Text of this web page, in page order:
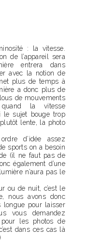
: la vitesse.
de l’appareil sera
entrera dans
avec la notion de
plus de temps à
a donc plus de
de mouvements
la vitesse
le sujet bouge trop
lente, la photo
d’idée assez
sports on a besoin
(il ne faut pas de
également d’une
n’aura pas le
ou de nuit, c’est le
nous avons donc
longue pour laisser
vous demandez
les photos de
dans ces cas là